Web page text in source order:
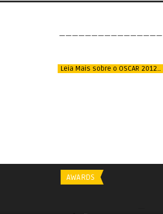
————————————————
Leia Mais sobre o OSCAR 2012…
AWARDS